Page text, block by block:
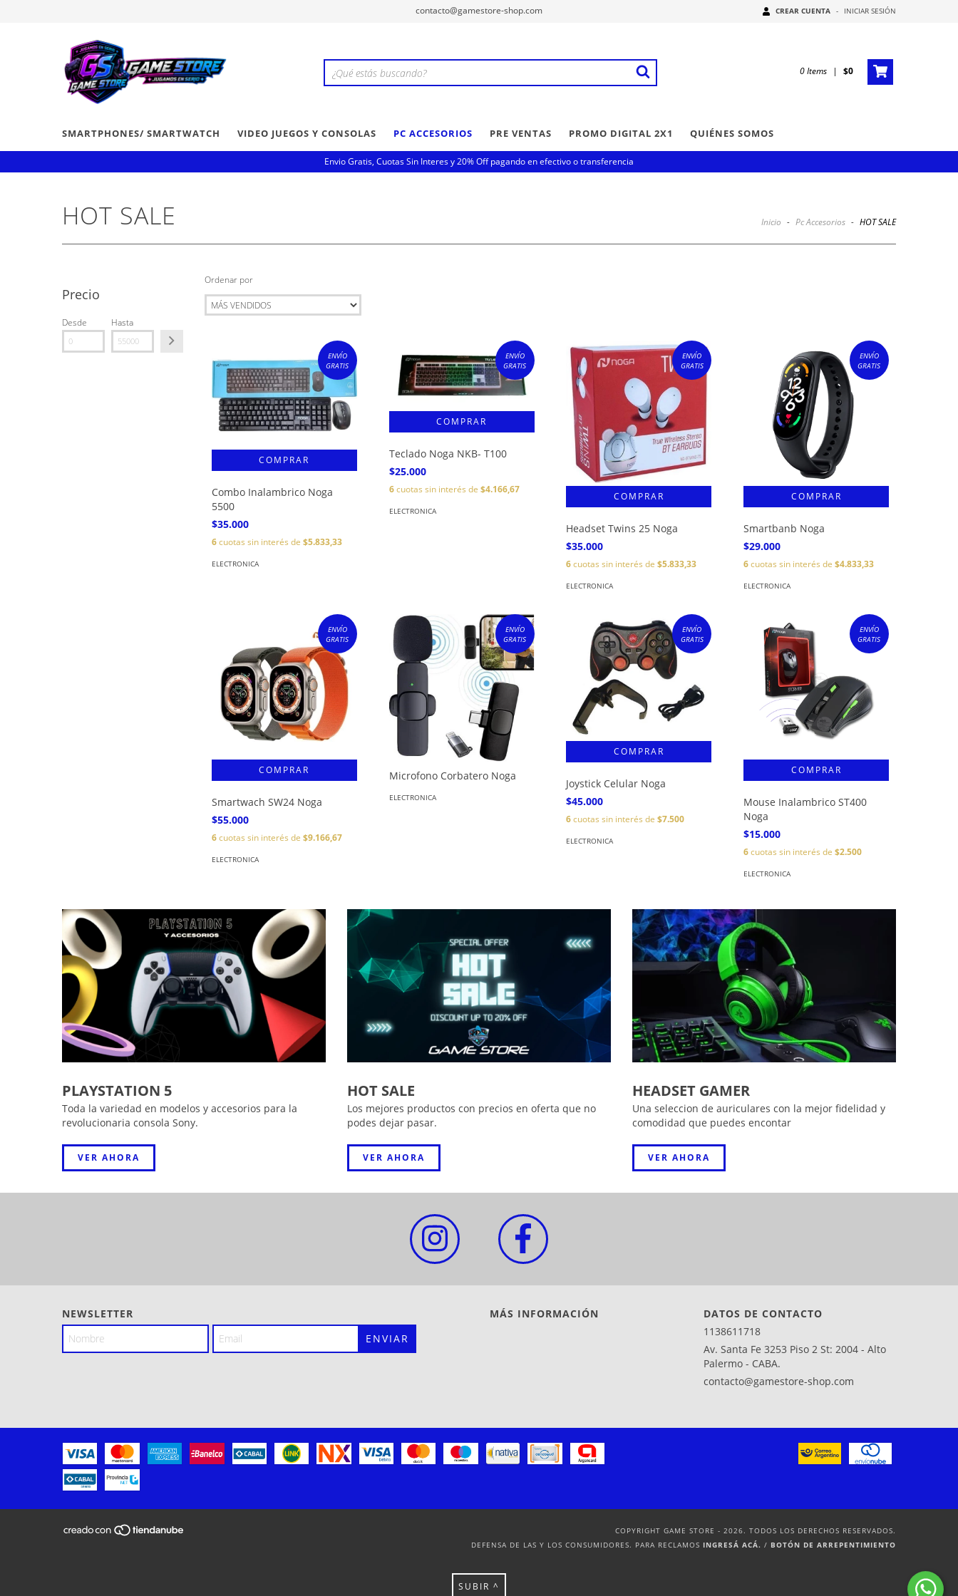
contacto@gamestore-shop.com CREAR CUENTA - INICIAR SESIÓN
0Items | $0
SMARTPHONES/ SMARTWATCH VIDEO JUEGOS Y CONSOLAS PC ACCESORIOS PRE VENTAS PROMO DIGITAL 2X1 QUIÉNES SOMOS
Envio Gratis, Cuotas Sin Interes y 20% Off pagando en efectivo o transferencia
HOT SALE Inicio - Pc Accesorios - HOT SALE
Precio
Desde Hasta
Ordenar por
ENVÍO
GRATIS
Combo Inalambrico Noga
5500
$35.000
6cuotas sin interés de $5.833,33
ELECTRONICA
ENVÍO
GRATIS
Teclado Noga NKB- T100
$25.000
6cuotas sin interés de $4.166,67
ELECTRONICA
ENVÍO
GRATIS
Headset Twins 25 Noga
$35.000
6cuotas sin interés de$5.833,33
ELECTRONICA
ENVÍO
GRATIS
Smartbanb Noga
$29.000
6cuotas sin interés de$4.833,33
ELECTRONICA
ENVÍO
GRATIS
Smartwach SW24 Noga
$55.000
6cuotas sin interés de $9.166,67
ELECTRONICA
ENVÍO
GRATIS
Microfono Corbatero Noga
ELECTRONICA
ENVÍO
GRATIS
Joystick Celular Noga
$45.000
6cuotas sin interés de$7.500
ELECTRONICA
ENVÍO
GRATIS
Mouse Inalambrico ST400
Noga
$15.000
6cuotas sin interés de$2.500
ELECTRONICA
PLAYSTATION 5
Toda la variedad en modelos y accesorios para la
revolucionaria consola Sony.
VER AHORA
HOT SALE
Los mejores productos con precios en oferta que no
podes dejar pasar.
VER AHORA
HEADSET GAMER
Una seleccion de auriculares con la mejor fidelidad y
comodidad que puedes encontar
VER AHORA
NEWSLETTER MÁS INFORMACIÓN
DATOS DE CONTACTO
1138611718
Av. Santa Fe 3253 Piso 2 St: 2004 - Alto
Palermo - CABA.
contacto@gamestore-shop.com
COPYRIGHT GAME STORE - 2026. TODOS LOS DERECHOS RESERVADOS.
DEFENSA DE LAS Y LOS CONSUMIDORES. PARA RECLAMOS INGRESÁ ACÁ. / BOTÓN DE ARREPENTIMIENTO
SUBIR ^